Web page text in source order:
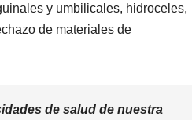
y umbilicales, hidroceles,
de materiales de
de salud de nuestra